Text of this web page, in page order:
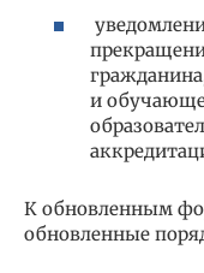
и
К обновленным
обновленные